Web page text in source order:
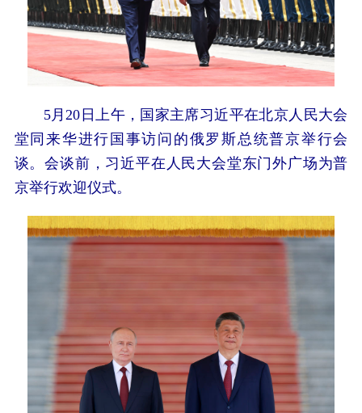
5月20日上午，国家主席习近平在北京人民大会
堂同来华进行国事访问的俄罗斯总统普京举行会
谈。会谈前，习近平在人民大会堂东门外广场为普
京举行欢迎仪式。